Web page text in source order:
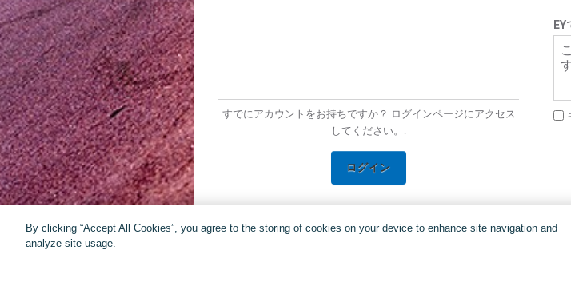
すでにアカウントをお持ちですか？ ログインページにアクセス
してください。:
ログイン
By clicking “Accept All Cookies”, you agree to the storing of cookies on your device to enhance site navigation and
analyze site usage.